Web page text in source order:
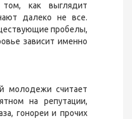
как выглядит
далеко не все.
пробелы,
зависит именно
молодежи считает
на репутации,
гонореи и прочих